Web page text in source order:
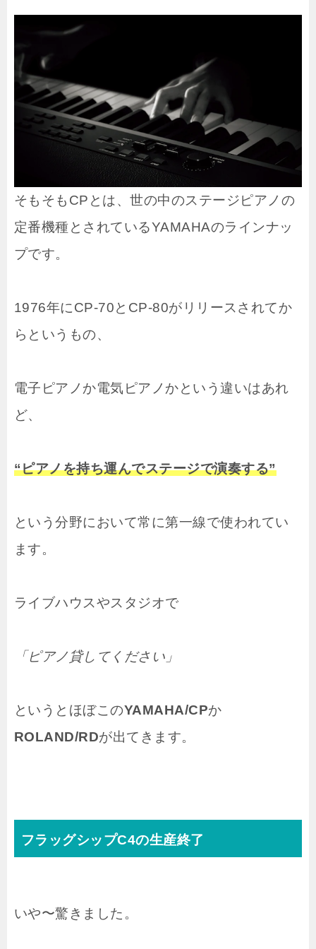
そもそもCPとは、世の中のステージピアノの
定番機種とされているYAMAHAのラインナッ
プです。
1976年にCP-70とCP-80がリリースされてか
らというもの、
電子ピアノか電気ピアノかという違いはあれ
ど、
“ピアノを持ち運んでステージで演奏する”
という分野において常に第一線で使われてい
ます。
ライブハウスやスタジオで
「ピアノ貸してください」
というとほぼこのYAMAHA/CPか
ROLAND/RDが出てきます。
フラッグシップC4の生産終了
いや〜驚きました。